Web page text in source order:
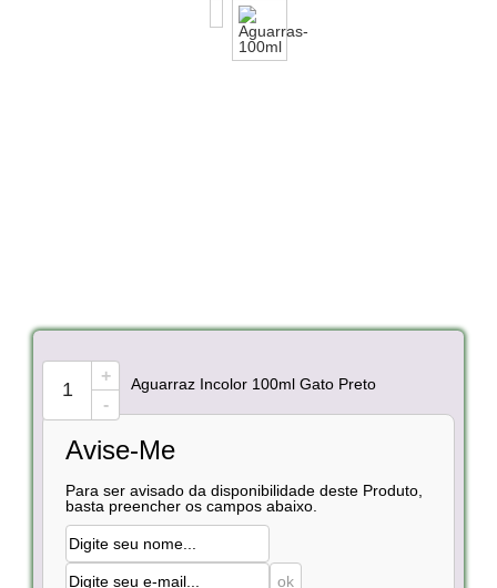
+
-
Aguarraz Incolor 100ml Gato Preto
Avise-Me
Para ser avisado da disponibilidade deste Produto,
basta preencher os campos abaixo.